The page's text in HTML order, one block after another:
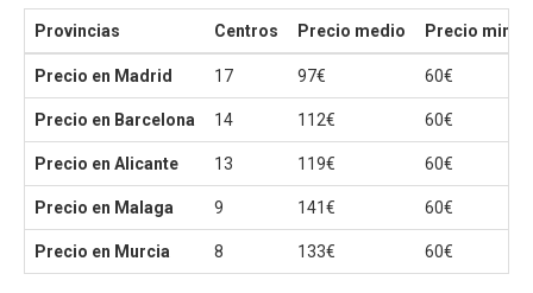
Provincias Centros Precio medio Precio
Precio en Madrid 17 97€ 60€
Precio en Barcelona 14 112€ 60€
Precio en Alicante 13 119€ 60€
Precio en Malaga 9 141€ 60€
Precio en Murcia 8 133€ 60€